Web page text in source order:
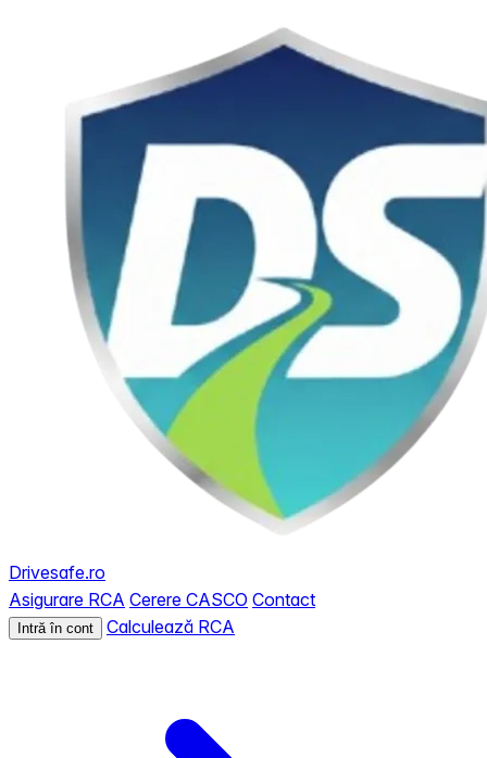
Drivesafe.ro
Asigurare RCA Cerere CASCO Contact
Intră în cont Calculează RCA